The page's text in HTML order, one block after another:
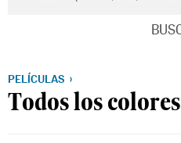
PELÍCULAS
Todos los colores